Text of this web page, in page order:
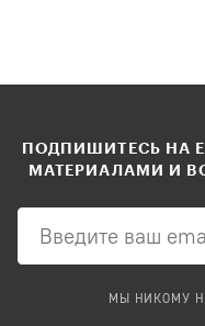
ПОДПИШИТЕСЬ НА
МАТЕРИАЛАМИ И
МЫ НИКОМУ